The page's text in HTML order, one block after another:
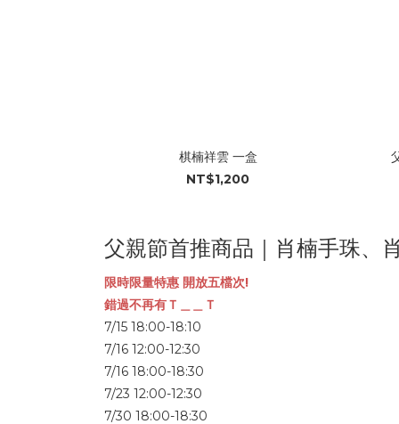
棋楠祥雲 一盒
NT$1,200
父親節首推商品｜肖楠手珠、
限時限量特惠 開放五檔次!
錯過不再有Ｔ＿＿Ｔ
7/15 18:00-18:10
7/16 12:00-12:30
7/16 18:00-18:30
7/23 12:00-12:30
7/30 18:00-18:30